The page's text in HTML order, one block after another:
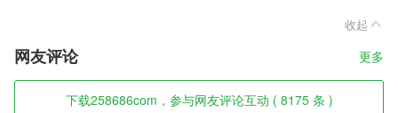
收起
网友评论 更多
下载258686com，参与网友评论互动 ( 8175 条 )